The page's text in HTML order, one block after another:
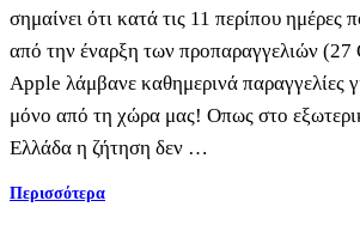
σημαίνει ότι κατά τις 11 περίπου
από την έναρξη των προπαραγγελιών
Αpple λάμβανε καθημερινά παραγγελίες
μόνο από τη χώρα μας! Οπως στο
Ελλάδα η ζήτηση δεν …
Περισσότερα